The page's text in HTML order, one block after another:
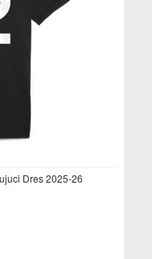
Dres 2025-26